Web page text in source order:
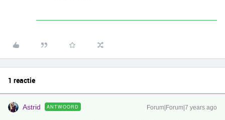
1 reactie
Astrid ANTWOORD Forum|Forum|7 years ago